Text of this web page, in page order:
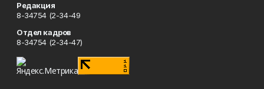
Редакция
8-34754 (2-34-49
Отдел кадров
8-34754 (2-34-47)